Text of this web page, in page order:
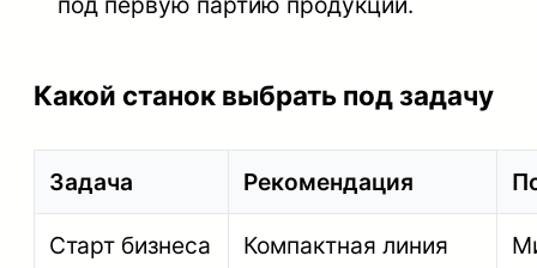
Какой станок выбрать под задачу
Задача Рекомендация
Старт бизнеса
Компактная линия